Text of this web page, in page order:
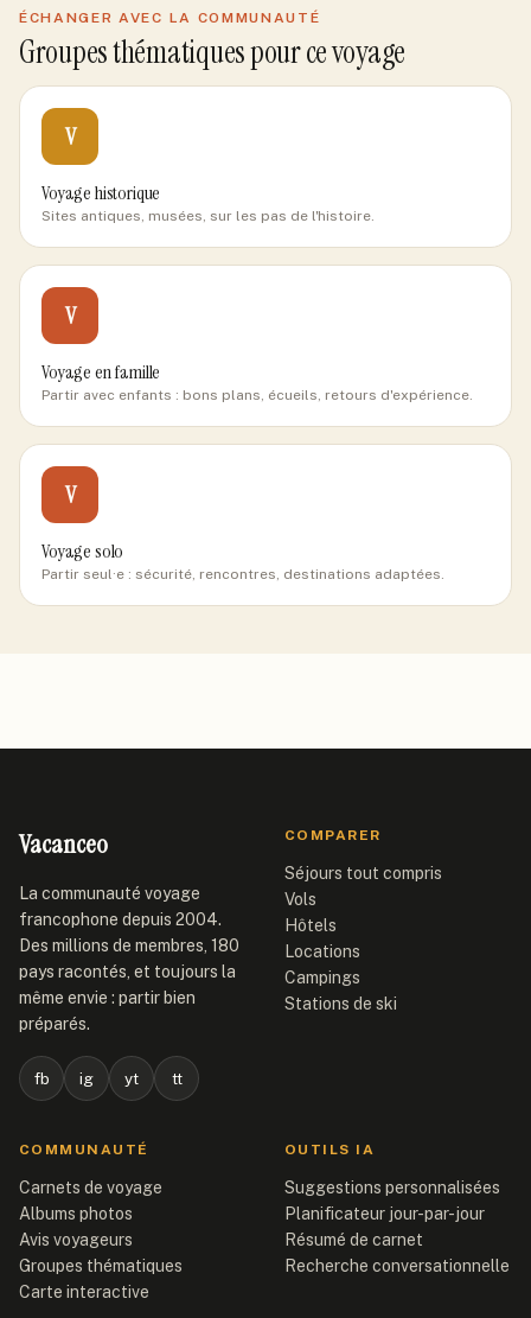
ÉCHANGER AVEC LA COMMUNAUTÉ
Groupes thématiques pour ce voyage
V
Voyage historique
Sites antiques, musées, sur les pas de l'histoire.
V
Voyage en famille
Partir avec enfants : bons plans, écueils, retours d'expérience.
V
Voyage solo
Partir seul·e : sécurité, rencontres, destinations adaptées.
Vacanceo
La communauté voyage
francophone depuis 2004.
Des millions de membres, 180
pays racontés, et toujours la
même envie : partir bien
préparés.
fb ig yt tt
COMPARER
Séjours tout compris
Vols
Hôtels
Locations
Campings
Stations de ski
COMMUNAUTÉ
Carnets de voyage
Albums photos
Avis voyageurs
Groupes thématiques
Carte interactive
OUTILS IA
Suggestions personnalisées
Planificateur jour-par-jour
Résumé de carnet
Recherche conversationnelle